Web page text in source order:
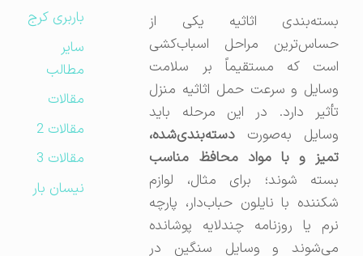
بسته‌بندی اثاثیه یکی از
حساس‌ترین مراحل اسباب‌کشی
است که مستقیماً بر سلامت
وسایل و سرعت حمل اثاثیه منزل
تأثیر دارد. در این مرحله باید
وسایل به‌صورتدسته‌بندی‌شده،
تمیز و با مواد محافظ مناسب
بسته شوند؛ برای مثال، لوازم
شکننده با نایلون حباب‌دار، پارچه
نرم یا روزنامه چند‌لایه پوشانده
می‌شوند و وسایل سنگین در
باربری کرج
مطالب
مقالات
مقالات 2
مقالات 3
نیسان بار